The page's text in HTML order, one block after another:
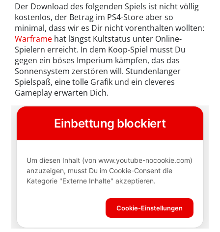
Der Download des folgenden Spiels ist nicht völlig
kostenlos, der Betrag im PS4-Store aber so
minimal, dass wir es Dir nicht vorenthalten wollten:
Warframe hat längst Kultstatus unter Online-
Spielern erreicht. In dem Koop-Spiel musst Du
gegen ein böses Imperium kämpfen, das das
Sonnensystem zerstören will. Stundenlanger
Spielspaß, eine tolle Grafik und ein cleveres
Gameplay erwarten Dich.